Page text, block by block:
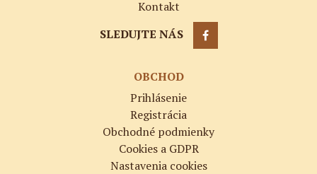
Kontakt
SLEDUJTE NÁS
OBCHOD
Prihlásenie
Registrácia
Obchodné podmienky
Cookies a GDPR
Nastavenia cookies